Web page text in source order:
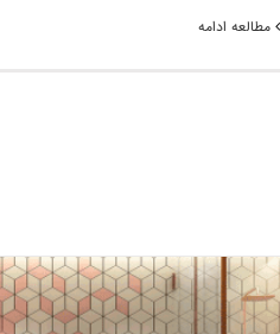
مطالعه ادامه